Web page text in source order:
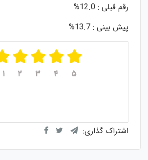
رقم قبلی : 12.0%
پیش بینی : 13.7%
۱ ۲ ۳ ۴ ۵
اشتراک گذاری: